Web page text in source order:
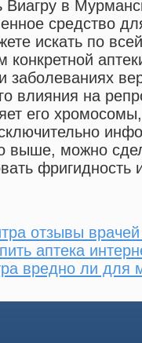
Виагру в
средство
искать по
влияния на
его
выше, можно
отзывы врачей
аптека
вредно ли для